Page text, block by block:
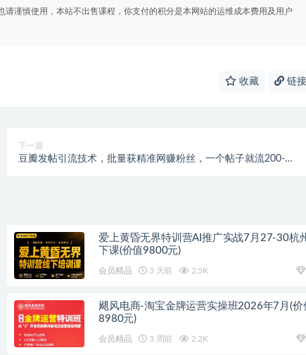
谨慎使用，本站不出售课程，你支付的积分是本网站的运维成本费用及用户
收藏 链接
下一篇
豆瓣发帖引流技术，批量获精准网赚粉丝，一个帖子就流200-
爱上黄昏无界特训营AI推广实战7月27-30杭
下课(价值9800元)
会员精品 3 天前 2.5K
飓风电商-淘宝金牌运营实操班2026年7月(价
8980元)
会员精品 3 周前 2.2K